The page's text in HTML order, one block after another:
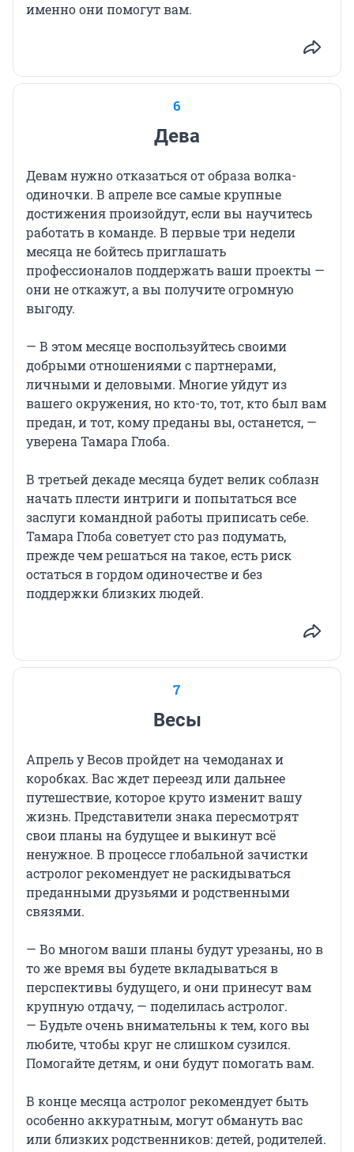
именно они помогут вам.
6
Дева
Девам нужно отказаться от образа волка-
одиночки. В апреле все самые крупные
достижения произойдут, если вы научитесь
работать в команде. В первые три недели
месяца не бойтесь приглашать
профессионалов поддержать ваши проекты —
они не откажут, а вы получите огромную
выгоду.
— В этом месяце воспользуйтесь своими
добрыми отношениями с партнерами,
личными и деловыми. Многие уйдут из
вашего окружения, но кто-то, тот, кто был вам
предан, и тот, кому преданы вы, останется, —
уверена Тамара Глоба.
В третьей декаде месяца будет велик соблазн
начать плести интриги и попытаться все
заслуги командной работы приписать себе.
Тамара Глоба советует сто раз подумать,
прежде чем решаться на такое, есть риск
остаться в гордом одиночестве и без
поддержки близких людей.
7
Весы
Апрель у Весов пройдет на чемоданах и
коробках. Вас ждет переезд или дальнее
путешествие, которое круто изменит вашу
жизнь. Представители знака пересмотрят
свои планы на будущее и выкинут всё
ненужное. В процессе глобальной зачистки
астролог рекомендует не раскидываться
преданными друзьями и родственными
связями.
— Во многом ваши планы будут урезаны, но в
то же время вы будете вкладываться в
перспективы будущего, и они принесут вам
крупную отдачу, — поделилась астролог.
— Будьте очень внимательны к тем, кого вы
любите, чтобы круг не слишком сузился.
Помогайте детям, и они будут помогать вам.
В конце месяца астролог рекомендует быть
особенно аккуратным, могут обмануть вас
или близких родственников: детей, родителей.